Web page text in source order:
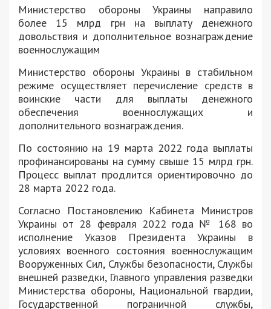
Министерство обороны Украины направило
более 15 млрд грн на выплату денежного
довольствия и дополнительное вознаграждение
военнослужащим
Министерство обороны Украины в стабильном
режиме осуществляет перечисление средств в
воинские части для выплаты денежного
обеспечения военнослужащих и
дополнительного вознаграждения.
По состоянию на 19 марта 2022 года выплаты
профинансированы на сумму свыше 15 млрд грн.
Процесс выплат продлится ориентировочно до
28 марта 2022 года.
Согласно Постановлению Кабинета Министров
Украины от 28 февраля 2022 года № 168 во
исполнение Указов Президента Украины в
условиях военного состояния военнослужащим
Вооруженных Сил, Службы безопасности, Службы
внешней разведки, Главного управления разведки
Министерства обороны, Национальной гвардии,
Государственной пограничной службы,